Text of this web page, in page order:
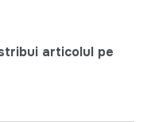
articolul pe